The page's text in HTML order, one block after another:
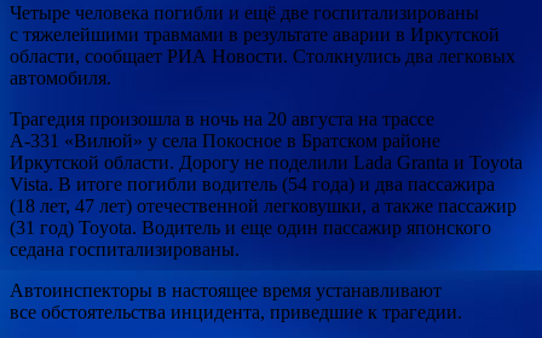
Четыре человека погибли и ещё две госпитализированы
с тяжелейшими травмами в результате аварии в Иркутской
области, сообщает РИА Новости. Столкнулись два легковых
автомобиля.
Трагедия произошла в ночь на 20 августа на трассе
А-331 «Вилюй» у села Покосное в Братском районе
Иркутской области. Дорогу не поделили Lada Granta и Toyota
Vista. В итоге погибли водитель (54 года) и два пассажира
(18 лет, 47 лет) отечественной легковушки, а также пассажир
(31 год) Toyota. Водитель и еще один пассажир японского
седана госпитализированы.
Автоинспекторы в настоящее время устанавливают
все обстоятельства инцидента, приведшие к трагедии.